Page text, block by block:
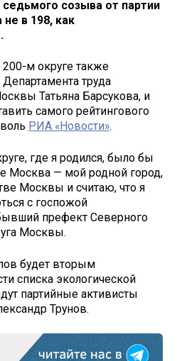
созыва от партии
в 198, как
200-м округе также
труда
Татьяна Барсукова, и
самого рейтингового
РИА «Новости».
где я родился, было бы
Москва — мой родной город,
Москвы и считаю, что я
с госпожой
префект Северного
Москвы.
будет вторым
списка экологической
партийные активисты
Трунов.